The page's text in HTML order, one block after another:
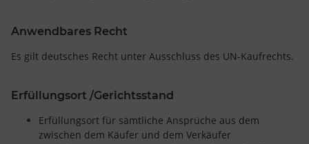
Anwendbares Recht
Es gilt deutsches Recht unter Ausschluss des UN-Kaufrechts.
Erfüllungsort /Gerichtsstand
Erfüllungsort für sämtliche Ansprüche aus dem
zwischen dem Käufer und dem Verkäufer